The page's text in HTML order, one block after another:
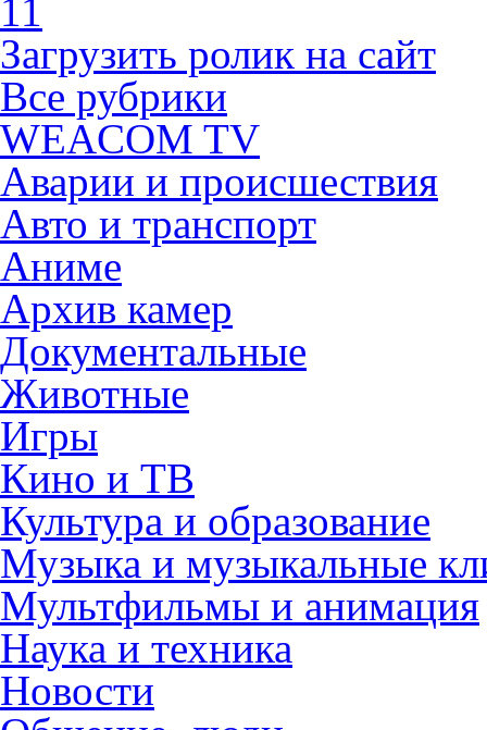
11
Загрузить ролик на сайт
Все рубрики
WEACOM TV
Аварии и происшествия
Авто и транспорт
Аниме
Архив камер
Документальные
Животные
Игры
Кино и ТВ
Культура и образование
Музыка и музыкальные
Мультфильмы и анимация
Наука и техника
Новости